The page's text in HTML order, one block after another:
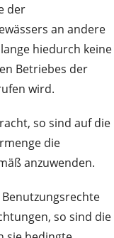
der
an andere
hiedurch keine
Betriebes der
wird.
so sind auf die
die
anzuwenden.
so sind die